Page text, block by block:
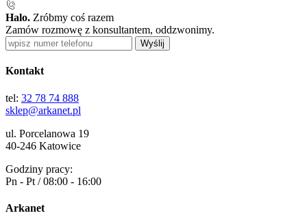
Halo. Zróbmy coś razem
Zamów rozmowę z konsultantem, oddzwonimy.
Wyślij
Kontakt
tel: 32 78 74 888
sklep@arkanet.pl
ul. Porcelanowa 19
40-246 Katowice
Godziny pracy:
Pn - Pt / 08:00 - 16:00
Arkanet